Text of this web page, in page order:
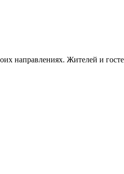
направлениях. Жителей и